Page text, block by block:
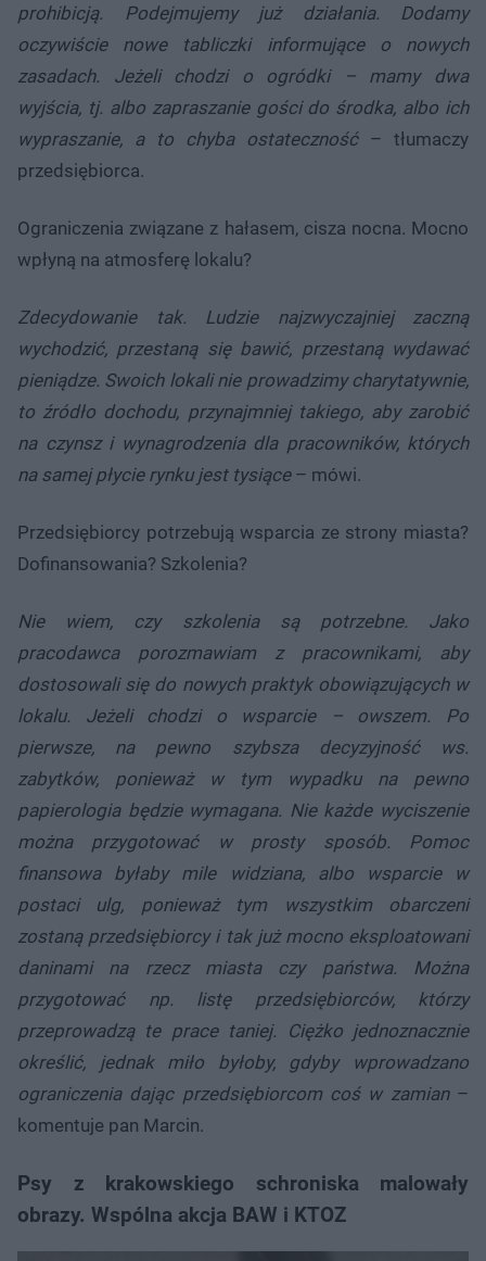
prohibicją. Podejmujemy już działania. Dodamy
oczywiście nowe tabliczki informujące o nowych
zasadach. Jeżeli chodzi o ogródki – mamy dwa
wyjścia, tj. albo zapraszanie gości do środka, albo ich
wypraszanie, a to chyba ostateczność– tłumaczy
przedsiębiorca.
Ograniczenia związane z hałasem, cisza nocna. Mocno
wpłyną na atmosferę lokalu?
Zdecydowanie tak. Ludzie najzwyczajniej zaczną
wychodzić, przestaną się bawić, przestaną wydawać
pieniądze. Swoich lokali nie prowadzimy charytatywnie,
to źródło dochodu, przynajmniej takiego, aby zarobić
na czynsz i wynagrodzenia dla pracowników, których
na samej płycie rynku jest tysiące– mówi.
Przedsiębiorcy potrzebują wsparcia ze strony miasta?
Dofinansowania? Szkolenia?
Nie wiem, czy szkolenia są potrzebne. Jako
pracodawca porozmawiam z pracownikami, aby
dostosowali się do nowych praktyk obowiązujących w
lokalu. Jeżeli chodzi o wsparcie – owszem. Po
pierwsze, na pewno szybsza decyzyjność ws.
zabytków, ponieważ w tym wypadku na pewno
papierologia będzie wymagana. Nie każde wyciszenie
można przygotować w prosty sposób. Pomoc
finansowa byłaby mile widziana, albo wsparcie w
postaci ulg, ponieważ tym wszystkim obarczeni
zostaną przedsiębiorcy i tak już mocno eksploatowani
daninami na rzecz miasta czy państwa. Można
przygotować np. listę przedsiębiorców, którzy
przeprowadzą te prace taniej. Ciężko jednoznacznie
określić, jednak miło byłoby, gdyby wprowadzano
ograniczenia dając przedsiębiorcom coś w zamian–
komentuje pan Marcin.
Psy z krakowskiego schroniska malowały
obrazy. Wspólna akcja BAW i KTOZ